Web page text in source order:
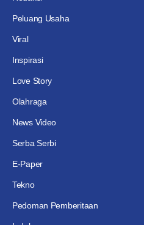
Peluang Usaha
Viral
Inspirasi
Love Story
Olahraga
News Video
Serba Serbi
E-Paper
Tekno
Pedoman Pemberitaan